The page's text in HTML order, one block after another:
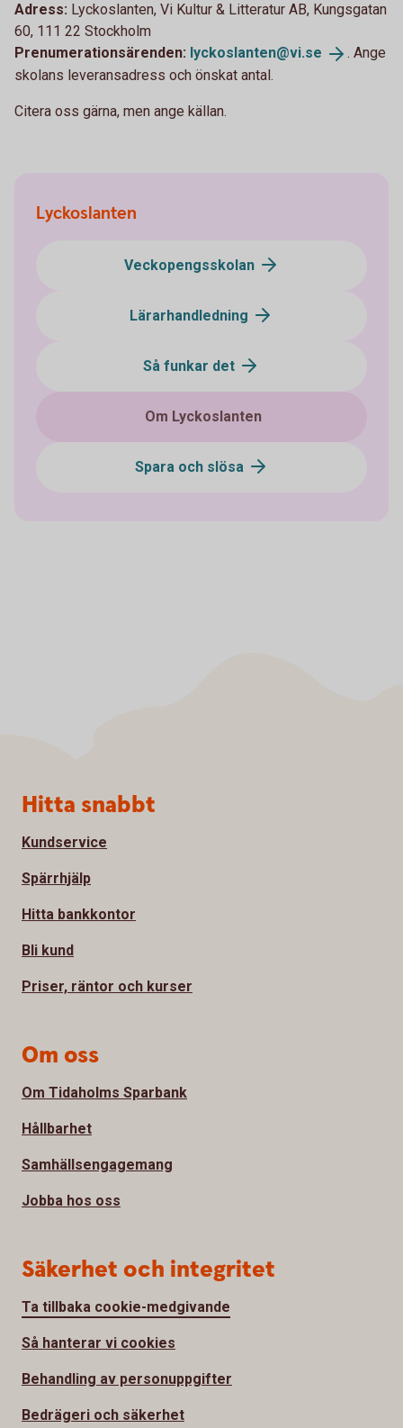
Adress: Lyckoslanten, Vi Kultur & Litteratur AB, Kungsgatan
60, 111 22 Stockholm
Prenumerationsärenden: lyckoslanten@vi.se
. Ange
skolans leveransadress och önskat antal.
Citera oss gärna, men ange källan.
Lyckoslanten
Veckopengsskolan
Lärarhandledning
Så funkar det
Om Lyckoslanten
Spara och slösa
Sidfot
Hitta snabbt
Kundservice
Spärrhjälp
Hitta bankkontor
Bli kund
Priser, räntor och kurser
Om oss
Om Tidaholms Sparbank
Hållbarhet
Samhällsengagemang
Jobba hos oss
Säkerhet och integritet
Ta tillbaka cookie-medgivande
Så hanterar vi cookies
Behandling av personuppgifter
Bedrägeri och säkerhet